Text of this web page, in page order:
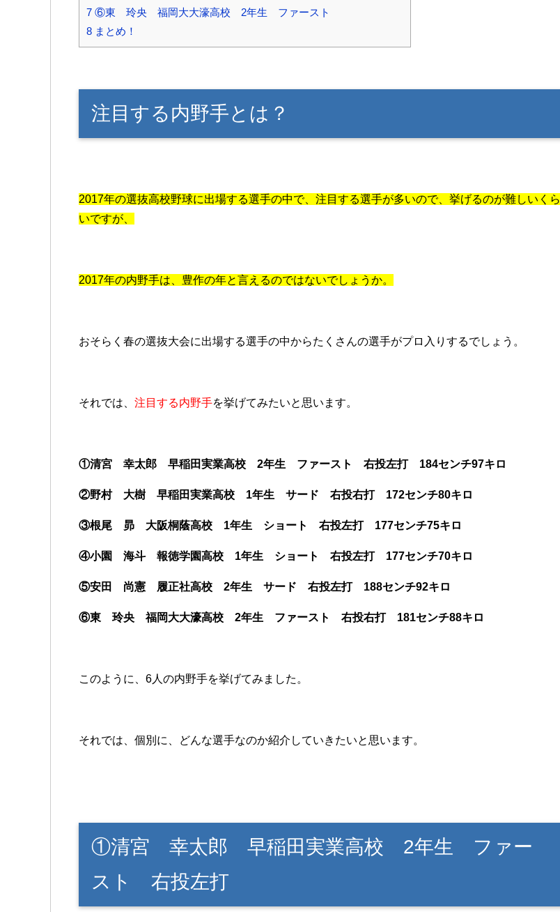
7 ⑥東 玲央 福岡大大濠高校 2年生 ファースト
8 まとめ！
注目する内野手とは？
2017年の選抜高校野球に出場する選手の中で、注目する選手が多いので、挙げるのが難しいくら
いですが、
2017年の内野手は、豊作の年と言えるのではないでしょうか。
おそらく春の選抜大会に出場する選手の中からたくさんの選手がプロ入りするでしょう。
それでは、 注目する内野手を挙げてみたいと思います。
①清宮 幸太郎 早稲田実業高校 2年生 ファースト 右投左打 184センチ97キロ
②野村 大樹 早稲田実業高校 1年生 サード 右投右打 172センチ80キロ
③根尾 昴 大阪桐蔭高校 1年生 ショート 右投左打 177センチ75キロ
④小園 海斗 報徳学園高校 1年生 ショート 右投左打 177センチ70キロ
⑤安田 尚憲 履正社高校 2年生 サード 右投左打 188センチ92キロ
⑥東 玲央 福岡大大濠高校 2年生 ファースト 右投右打 181センチ88キロ
このように、6人の内野手を挙げてみました。
それでは、個別に、どんな選手なのか紹介していきたいと思います。
①清宮 幸太郎 早稲田実業高校 2年生 ファー
スト 右投左打